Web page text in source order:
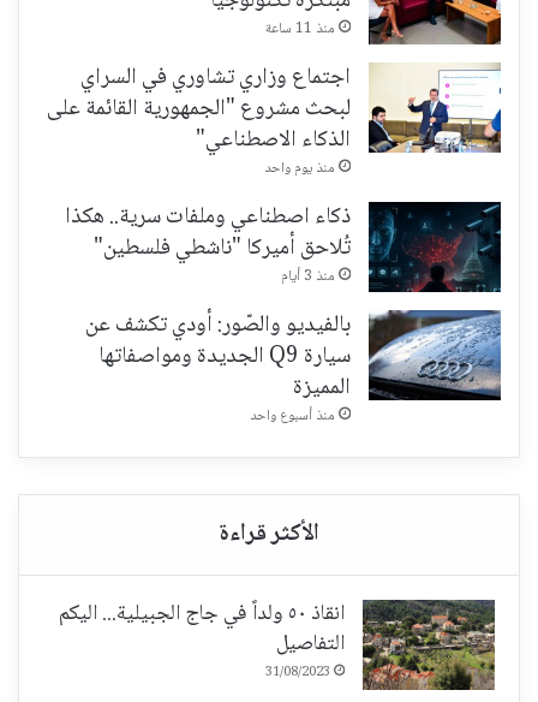
منذ 11 ساعة
اجتماع وزاري تشاوري في السراي
لبحث مشروع "الجمهورية القائمة على
الذكاء الاصطناعي"
منذ يوم واحد
ذكاء اصطناعي وملفات سرية.. هكذا
تُلاحق أميركا "ناشطي فلسطين"
منذ 3 أيام
بالفيديو والصّور: أودي تكشف عن
سيارة Q9 الجديدة ومواصفاتها
المميزة
منذ أسبوع واحد
انقاذ ٥٠ ولداً في جاج الجبيلية... اليكم
التفاصيل
31/08/2023